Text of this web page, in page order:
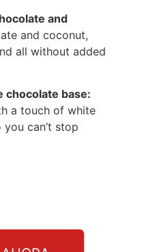
and
and coconut,
all without added
chocolate base:
a touch of white
can’t stop